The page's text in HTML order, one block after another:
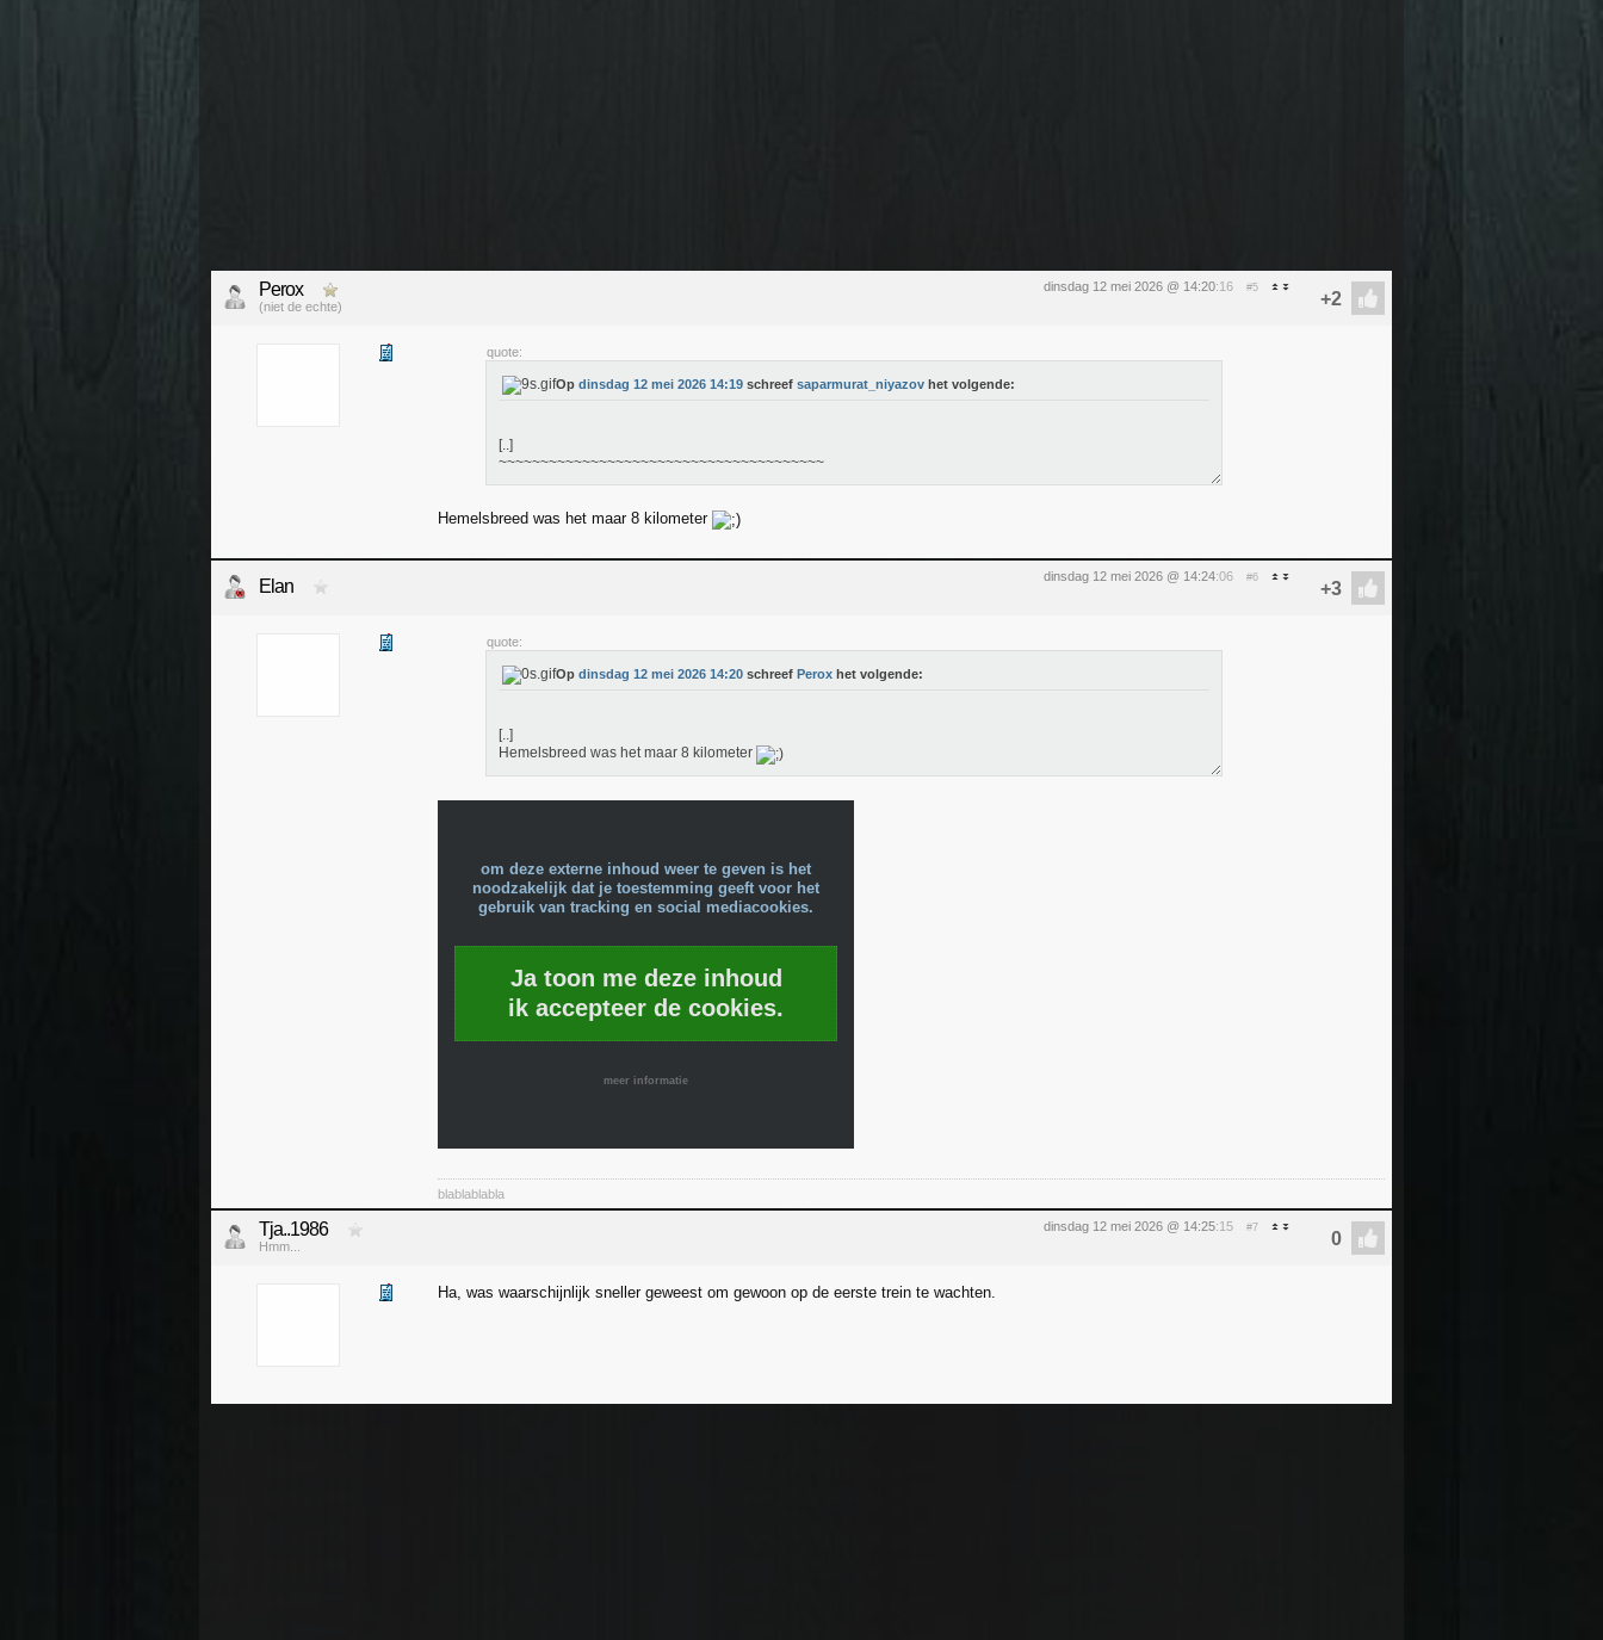
dinsdag 12 mei 2026 @ 14:20:16 #5
Perox
(niet de echte)
quote:
Op dinsdag 12 mei 2026 14:19 schreef saparmurat_niyazov het volgende:
[..]
~~~~~~~~~~~~~~~~~~~~~~~~~~~~~~~~~~~~~~~
Hemelsbreed was het maar 8 kilometer
dinsdag 12 mei 2026 @ 14:24:06 #6
Elan
quote:
Op dinsdag 12 mei 2026 14:20 schreef Perox het volgende:
[..]
Hemelsbreed was het maar 8 kilometer
om deze externe inhoud weer te geven is het
noodzakelijk dat je toestemming geeft voor het
gebruik van tracking en social mediacookies.
Ja toon me deze inhoud
ik accepteer de cookies.
meer informatie
blablablabla
dinsdag 12 mei 2026 @ 14:25:15 #7
Tja..1986
Hmm...
Ha, was waarschijnlijk sneller geweest om gewoon op de eerste trein te wachten.